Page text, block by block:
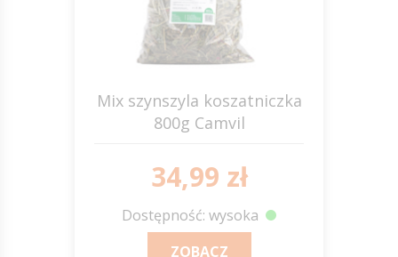
Mix szynszyla koszatniczka
800g Camvil
34,99 zł
Dostępność: wysoka
ZOBACZ